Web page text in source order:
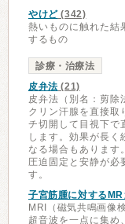
やけど(342)
熱いものに触れた結
するもの
診療・治療法
皮弁法 (21)
皮弁法（別名：剪除
クリン汗腺を直接取
チ切開して目視下で
します。効果が長く
なる場合もあります
圧迫固定と安静が必
す。
子宮筋腫に対する
MRI（磁気共鳴画像
超音波を一点に集め